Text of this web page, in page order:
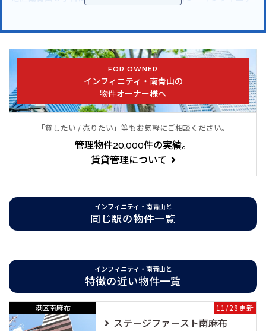
■エレベーター
■宅配ボックス
■TVドアホン
■BS
■CATV
インフィニティ・南青山は1997年11月築の総戸数23戸の分譲賃貸マン
ションです。
FOR OWNER
インフィニティ・南青山の
物件オーナー様へ
「貸したい / 売りたい」等もお気軽にご相談ください。
管理物件20,000件の実績。
賃貸管理について
インフィニティ・南青山と
同じ駅の物件一覧
インフィニティ・南青山と
特徴の近い物件一覧
港区南麻布 11/28更新
ステージファースト南麻布